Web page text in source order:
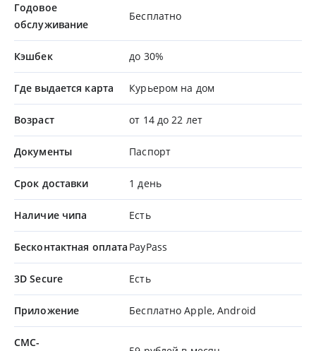
Годовое
обслуживание
Бесплатно
Кэшбек до 30%
Где выдается карта Курьером на дом
Возраст от 14 до 22 лет
Документы Паспорт
Срок доставки 1 день
Наличие чипа Есть
Бесконтактная оплата PayPass
3D Secure Есть
Приложение Бесплатно Apple, Android
СМС-